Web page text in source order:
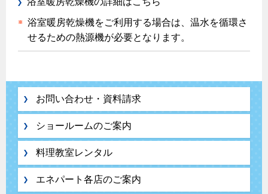
浴室暖房乾燥機をご利用する場合は、温水を循環さ
せるための熱源機が必要となります。
お問い合わせ・資料請求
ショールームのご案内
料理教室レンタル
エネパート各店のご案内